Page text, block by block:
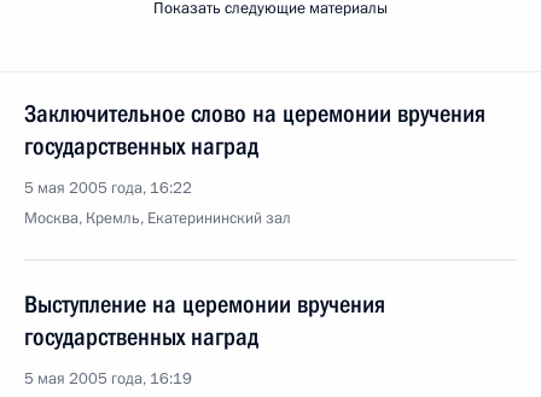
Показать следующие материалы
Заключительное слово на церемонии вручения
государственных наград
5 мая 2005 года, 16:22
Москва, Кремль, Екатерининский зал
Выступление на церемонии вручения
государственных наград
5 мая 2005 года, 16:19